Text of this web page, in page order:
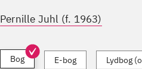
Pernille Juhl (f. 1963)
Bog E-bog Lydbog